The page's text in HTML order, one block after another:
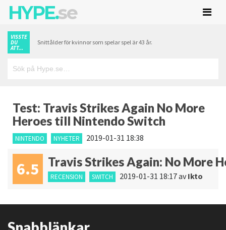
HYPE.se
VISSTE
DU
ATT...
Snittålder för kvinnor som spelar spel är 43 år.
Test: Travis Strikes Again No More
Heroes till Nintendo Switch
NINTENDO NYHETER 2019-01-31 18:38
6.5 Travis Strikes Again: No More
RECENSION SWITCH 2019-01-31 18:17avIkto